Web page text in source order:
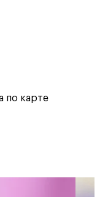
по карте